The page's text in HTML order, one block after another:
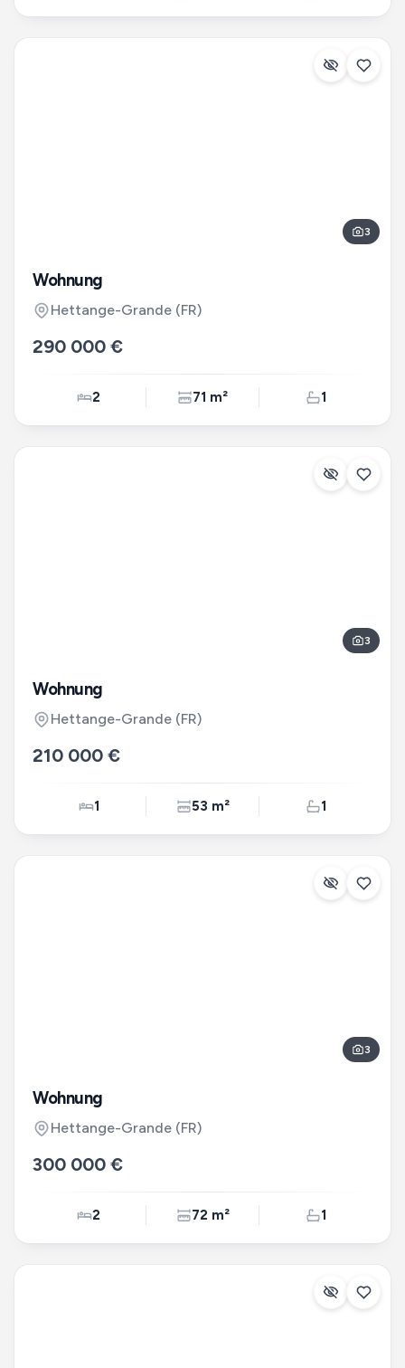
3
Wohnung
Hettange-Grande (FR)
290 000 €
2 71 m² 1
3
Wohnung
Hettange-Grande (FR)
210 000 €
1 53 m² 1
3
Wohnung
Hettange-Grande (FR)
300 000 €
2 72 m² 1